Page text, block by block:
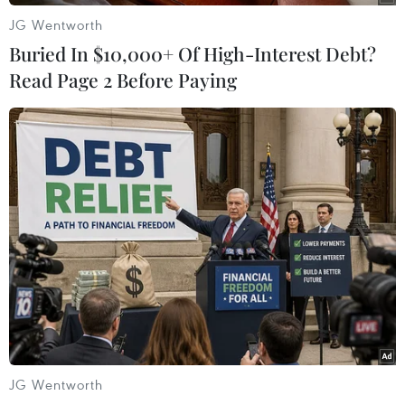
#Giá rét #Chống rét cho trâu bò
Theo dõi VietnamPlus
TIN LIÊN QUAN
JG Wentworth
Buried In $10,000+ Of High-Interest Debt?
Read Page 2 Before Paying
JG Wentworth